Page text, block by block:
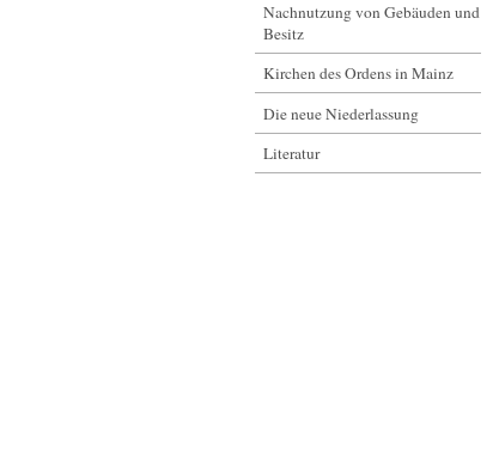
Nachnutzung von Gebäuden und
Besitz
Kirchen des Ordens in Mainz
Die neue Niederlassung
Literatur